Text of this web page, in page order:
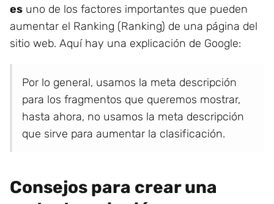
es uno de los factores importantes que pueden
aumentar el Ranking (Ranking) de una página del
sitio web. Aquí hay una explicación de Google:
Por lo general, usamos la meta descripción
para los fragmentos que queremos mostrar,
hasta ahora, no usamos la meta descripción
que sirve para aumentar la clasificación.
Consejos para crear una